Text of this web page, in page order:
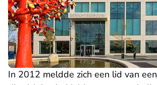
In 2012 meldde zich een lid van